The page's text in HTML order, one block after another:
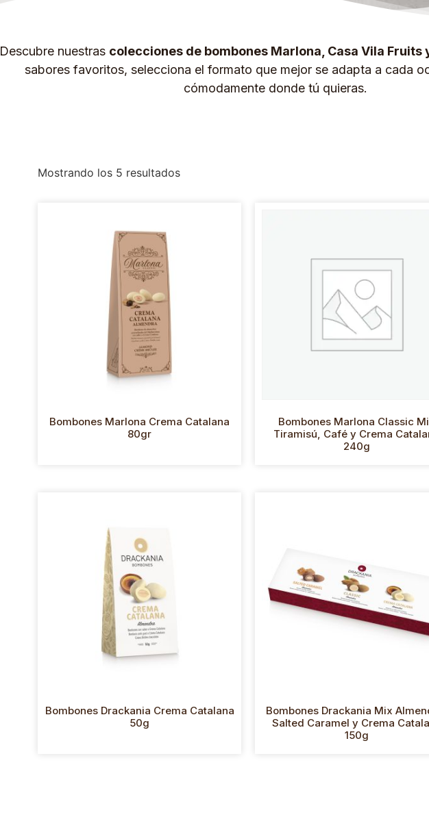
Descubre nuestras colecciones de bombones Marlona, Casa Vila Fruits
sabores favoritos, selecciona el formato que mejor se adapta a cada
cómodamente donde tú quieras.
Mostrando los 5 resultados
Bombones Marlona Crema Catalana
80gr
Bombones Marlona Classic
Tiramisú, Café y Crema
240g
Bombones Drackania Crema Catalana
50g
Bombones Drackania Mix
Salted Caramel y Crema
150g